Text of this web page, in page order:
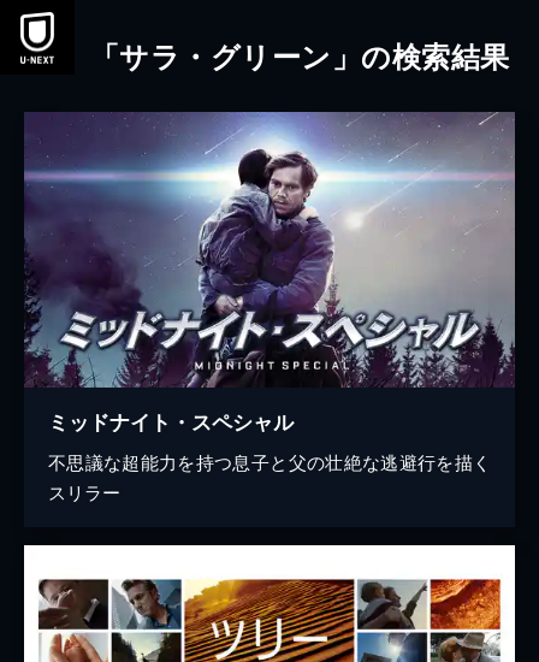
本文へスキップ
「サラ・グリーン」の検索結果
ミッドナイト・スペシャル
不思議な超能力を持つ息子と父の壮絶な逃避行を描く
スリラー